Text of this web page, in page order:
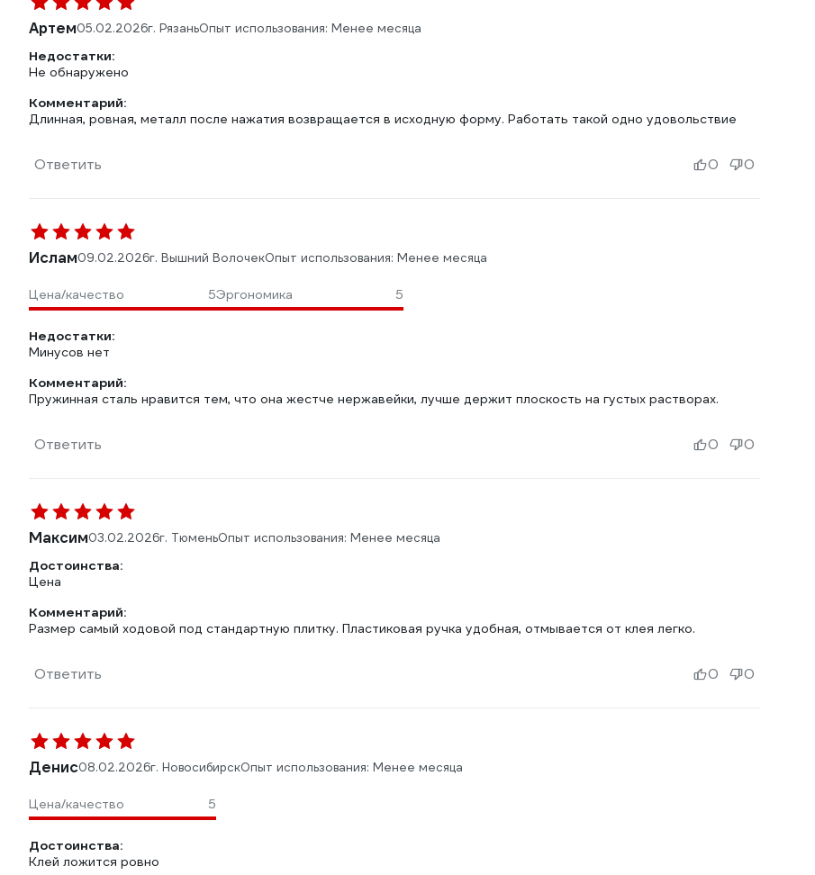
Артем05.02.2026г. РязаньОпыт использования: Менее месяца
Недостатки:
Не обнаружено
Комментарий:
Длинная, ровная, металл после нажатия возвращается в исходную форму. Работать такой одно удовольствие
Ответить 0 0
Ислам09.02.2026г. Вышний ВолочекОпыт использования: Менее месяца
Цена/качество 5Эргономика 5
Недостатки:
Минусов нет
Комментарий:
Пружинная сталь нравится тем, что она жестче нержавейки, лучше держит плоскость на густых растворах.
Ответить 0 0
Максим03.02.2026г. ТюменьОпыт использования: Менее месяца
Достоинства:
Цена
Комментарий:
Размер самый ходовой под стандартную плитку. Пластиковая ручка удобная, отмывается от клея легко.
Ответить 0 0
Денис08.02.2026г. НовосибирскОпыт использования: Менее месяца
Цена/качество 5
Достоинства:
Клей ложится ровно